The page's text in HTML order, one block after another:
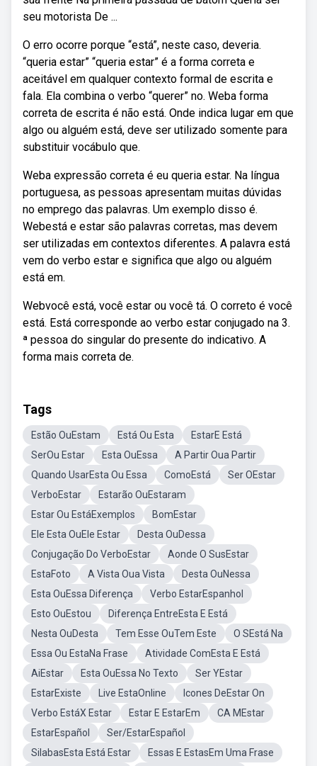
seu motorista De ...
O erro ocorre porque “está”, neste caso, deveria.
“queria estar” “queria estar” é a forma correta e
aceitável em qualquer contexto formal de escrita e
fala. Ela combina o verbo “querer” no. Weba forma
correta de escrita é não está. Onde indica lugar em que
algo ou alguém está, deve ser utilizado somente para
substituir vocábulo que.
Weba expressão correta é eu queria estar. Na língua
portuguesa, as pessoas apresentam muitas dúvidas
no emprego das palavras. Um exemplo disso é.
Webestá e estar são palavras corretas, mas devem
ser utilizadas em contextos diferentes. A palavra está
vem do verbo estar e significa que algo ou alguém
está em.
Webvocê está, você estar ou você tá. O correto é você
está. Está corresponde ao verbo estar conjugado na 3.
ª pessoa do singular do presente do indicativo. A
forma mais correta de.
Tags
Estão OuEstam Está Ou Esta
EstarE Está
SerOu Estar
Esta OuEssa
A Partir Oua Partir
Quando UsarEsta Ou Essa
ComoEstá
Ser OEstar
VerboEstar
Estarão OuEstaram
Estar Ou EstáExemplos
BomEstar
Ele Esta OuEle Estar
Desta OuDessa
Conjugação Do VerboEstar
Aonde O SusEstar
EstaFoto
A Vista Oua Vista
Desta OuNessa
Esta OuEssa Diferença
Verbo EstarEspanhol
Esto OuEstou
Diferença EntreEsta E Está
Nesta OuDesta
Tem Esse OuTem Este
O SEstá Na
Essa Ou EstaNa Frase
Atividade ComEsta E Está
AiEstar
Esta OuEssa No Texto
Ser YEstar
EstarExiste
Live EstaOnline
Icones DeEstar On
Verbo EstáX Estar
Estar E EstarEm
CA MEstar
EstarEspañol
Ser/EstarEspañol
SilabasEsta Está Estar
Essas E EstasEm Uma Frase